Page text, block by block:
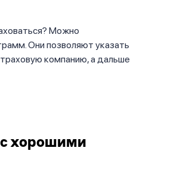
Можно
Они позволяют указать
компанию, а дальше
хорошими